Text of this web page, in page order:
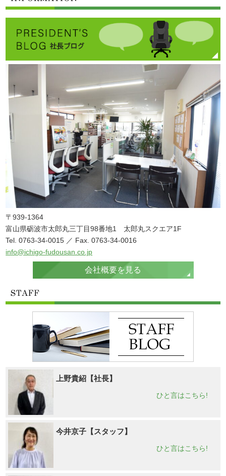
〒939-1364
富山県砺波市太郎丸三丁目98番地1 太郎丸スクエア1F
Tel. 0763-34-0015 ／ Fax. 0763-34-0016
info@ichigo-fudousan.co.jp
会社概要を見る
上野貴紹【社長】
ひと言はこちら!
今井京子【スタッフ】
ひと言はこちら!